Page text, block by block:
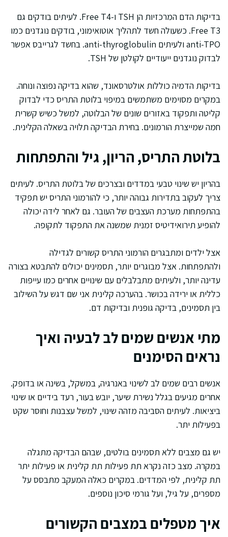
בדיקות הדם המרכזיות הן TSH ו-Free T4. לעיתים בודקים גם
Free T3. כשעולה חשד לתהליך אוטואימוני, בודקים נוגדנים כמו
anti-TPO ולעיתים anti-thyroglobulin. בחשד לגרייבס אפשר
לבדוק נוגדנים ייעודיים לקולטן של TSH.
בדיקות הדמיה כוללות אולטרסאונד, שהוא בדיקה נפוצה ונוחה.
במקרים מסוימים משתמשים במיפוי בלוטת התריס כדי לבדוק
קליטה ותפקוד באזורים שונים של הבלוטה, למשל כשיש קשרית
חמה שמייצרת הורמונים. בחירת הבדיקה תלויה בשאלה הקלינית.
בלוטת התריס, הריון, גיל והתפתחות
בהריון יש שינוי טבעי במדדים ובצרכים של בלוטת התריס. לעיתים
צריך לעקוב בתדירות גבוהה יותר, כי להורמוני התריס יש תפקיד
בהתפתחות מערכת העצבים של העובר. גם לאחר לידה יכולה
להופיע תירואידיטיס זמנית שמשנה את התפקוד לתקופה.
אצל ילדים ומתבגרים הורמוני התריס קשורים לגדילה
ולהתפתחות. אצל מבוגרים יותר, תסמינים יכולים להתבטא בצורה
עדינה יותר, ולעיתים מתבלבלים עם שינויים אחרים כמו עייפות
כללית או ירידה בכושר. בהערכה קלינית אני שם דגש על השילוב
בין תסמינים, בדיקה גופנית ובדיקות דם.
מתי אנשים שמים לב לבעיה ואיך
נראים הסימנים
אנשים רבים שמים לב לשינוי באנרגיה, במשקל, בשינה או בדופק.
אחרים מגיעים בגלל נשירת שיער, יובש בעור, רעד בידיים או שינוי
ביציאות. לעיתים הסביבה מזהה שינוי, למשל עצבנות וחוסר שקט
בפעילות יתר.
יש גם מצבים ללא תסמינים בולטים, שבהם הבדיקה מתגלה
במקרה. מצב כזה נקרא תת פעילות תת קלינית או פעילות יתר
תת קלינית, לפי המדדים. במקרים כאלה המעקב מתבסס על
מספרים, על גיל, ועל גורמי סיכון נוספים.
איך מטפלים במצבים הקשורים